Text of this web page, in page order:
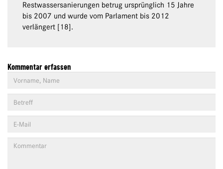
Restwassersanierungen betrug ursprünglich 15 Jahre
bis 2007 und wurde vom Parlament bis 2012
verlängert [18].
Kommentar erfassen